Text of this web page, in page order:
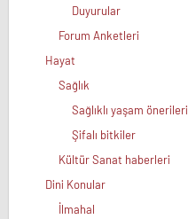
Duyurular
Forum Anketleri
Hayat
Sağlık
Sağlıklı yaşam önerileri
Şifalı bitkiler
Kültür Sanat haberleri
Dini Konular
İlmahal